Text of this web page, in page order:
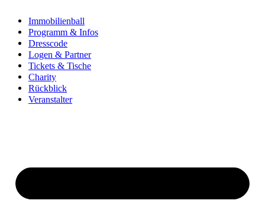
Immobilienball
Programm & Infos
Dresscode
Logen & Partner
Tickets & Tische
Charity
Rückblick
Veranstalter